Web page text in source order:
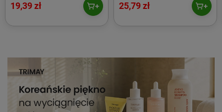
19,39 zł 25,79 zł